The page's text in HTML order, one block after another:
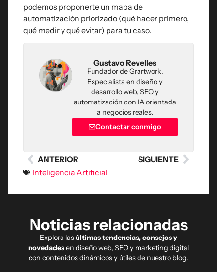
podemos proponerte un mapa de
automatización priorizado (qué hacer primero,
qué medir y qué evitar) para tu caso.
Gustavo Revelles
Fundador de Grartwork.
Especialista en diseño y
desarrollo web, SEO y
automatización con IA orientada
a negocios reales.
Contactar conmigo
ANTERIOR
SIGUIENTE
Inteligencia Artificial
Noticias relacionadas
Explora lasúltimas tendencias, consejos y
novedadesen diseño web, SEO y marketing digital
con contenidos dinámicos y útiles de nuestro blog.